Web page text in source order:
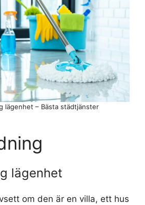
lägenhet – Bästa städtjänster
lägenhet
om den är en villa, ett hus